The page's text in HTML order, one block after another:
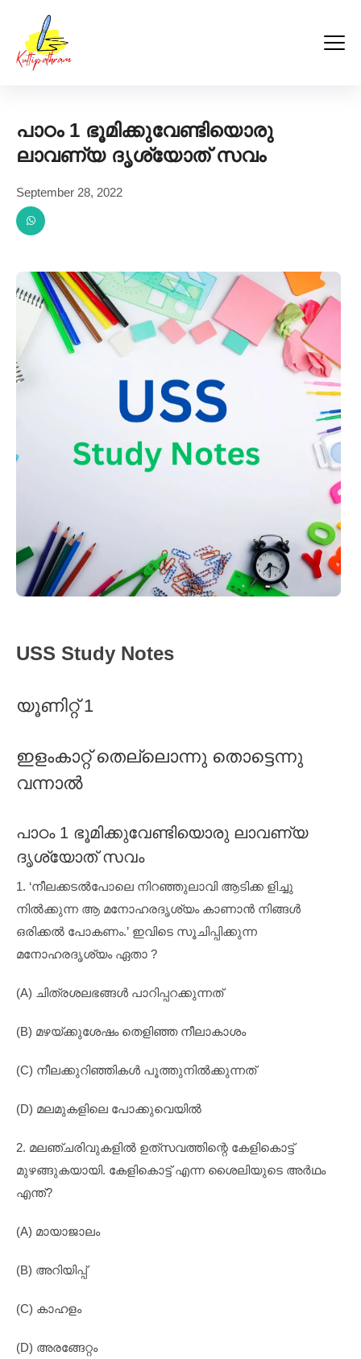
content
പാഠം 1 ഭൂമിക്കുവേണ്ടിയൊരു
ലാവണ്യ ദൃശ്യോത് സവം
September 28, 2022
USS Study Notes
യൂണിറ്റ് 1
ഇളംകാറ്റ് തെല്ലൊന്നു തൊട്ടെന്നു
വന്നാൽ
പാഠം 1 ഭൂമിക്കുവേണ്ടിയൊരു ലാവണ്യ
ദൃശ്യോത് സവം
1. ‘നീലക്കടൽപോലെ നിറഞ്ഞുലാവി ആടിക്ക ളിച്ചു
നിൽക്കുന്ന ആ മനോഹരദൃശ്യം കാണാൻ നിങ്ങൾ
ഒരിക്കൽ പോകണം.’ ഇവിടെ സൂചിപ്പിക്കുന്ന
മനോഹരദൃശ്യം ഏതാ ?
(A) ചിത്രശലഭങ്ങൾ പാറിപ്പറക്കുന്നത്
(B) മഴയ്ക്കുശേഷം തെളിഞ്ഞ നീലാകാശം
(C) നീലക്കുറിഞ്ഞികൾ പൂത്തുനിൽക്കുന്നത്
(D) മലമുകളിലെ പോക്കുവെയിൽ
2. മലഞ്ചരിവുകളിൽ ഉത്‌സവത്തിന്റെ കേളികൊട്ട്
മുഴങ്ങുകയായി. കേളികൊട്ട് എന്ന ശൈലിയുടെ അർഥം
എന്ത്?
(A) മായാജാലം
(B) അറിയിപ്പ്
(C) കാഹളം
(D) അരങ്ങേറ്റം